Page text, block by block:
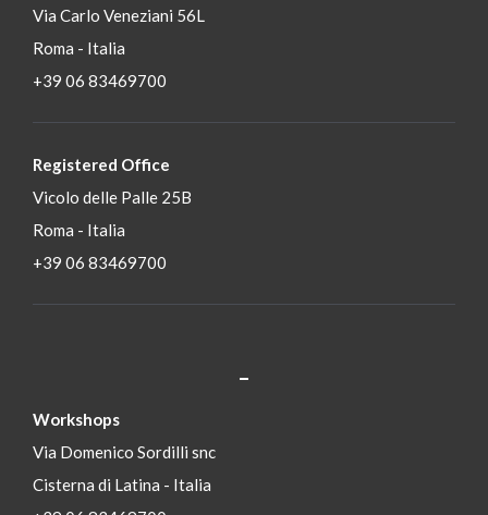
Via Carlo Veneziani 56L
Roma - Italia
+39 06 83469700
Registered Office
Vicolo delle Palle 25B
Roma - Italia
+39 06 83469700
Workshops
Via Domenico Sordilli snc
Cisterna di Latina - Italia